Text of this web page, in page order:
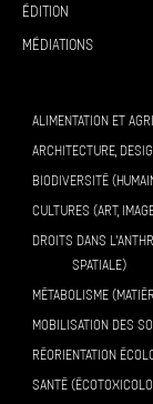
Édition
Médiations
ALIMENTATION ET
ARCHITECTURE,
BIODIVERSITÉ
CULTURES (ART,
DROITS DANS
SPATIALE)
MÉTABOLISME
MOBILISATION DES
RÉORIENTATION
SANTÉ